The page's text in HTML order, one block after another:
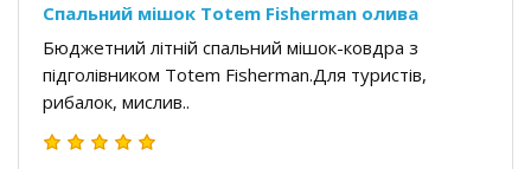
Спальний мішок Totem Fisherman олива
Бюджетний літній спальний мішок-ковдра з
підголівником Totem Fisherman.Для туристів,
рибалок, мислив..